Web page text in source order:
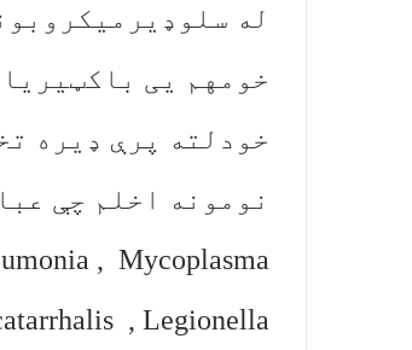
له
خومهم یی
خودلته پرې ډیره
, Mycoplasma
, Legionella